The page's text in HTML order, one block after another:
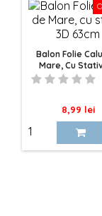
Balon Folie
Mare, Cu
63cm
Pret
8,99 lei